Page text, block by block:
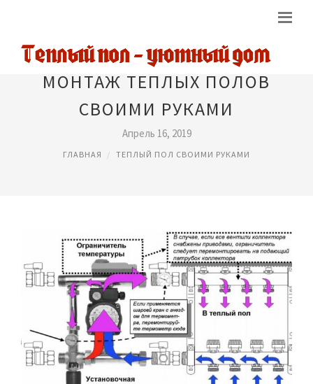
МОНТАЖ ТЕПЛЫХ ПОЛОВ
СВОИМИ РУКАМИ
Апрель 16, 2019
ГЛАВНАЯ ТЕПЛЫЙ ПОЛ СВОИМИ РУКАМИ